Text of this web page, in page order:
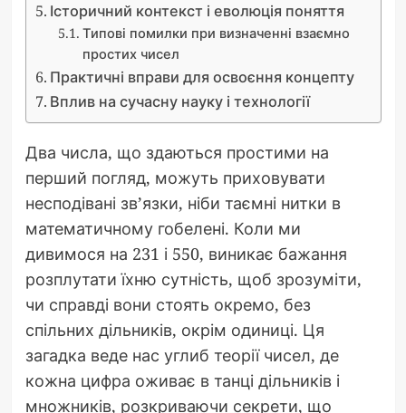
Історичний контекст і еволюція поняття
Типові помилки при визначенні взаємно
простих чисел
Практичні вправи для освоєння концепту
Вплив на сучасну науку і технології
Два числа, що здаються простими на
перший погляд, можуть приховувати
несподівані зв’язки, ніби таємні нитки в
математичному гобелені. Коли ми
дивимося на 231 і 550, виникає бажання
розплутати їхню сутність, щоб зрозуміти,
чи справді вони стоять окремо, без
спільних дільників, окрім одиниці. Ця
загадка веде нас углиб теорії чисел, де
кожна цифра оживає в танці дільників і
множників, розкриваючи секрети, що